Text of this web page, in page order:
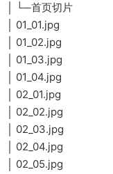
│ └─首页切片
│ 01_01.jpg
│ 01_02.jpg
│ 01_03.jpg
│ 01_04.jpg
│ 02_01.jpg
│ 02_02.jpg
│ 02_03.jpg
│ 02_04.jpg
│ 02_05.jpg